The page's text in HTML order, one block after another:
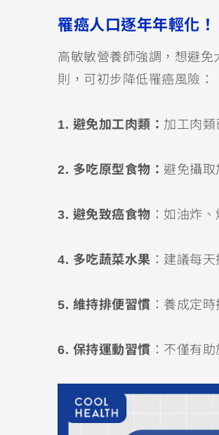
罹癌人口逐年年輕化
高敏敏營養師強調，想避
則，可初步降低罹癌風險：
1. 避免加工肉類： 加工肉類
2. 多吃原型食物： 避免攝取
3. 避免致癌食物 ：如油炸
4. 多吃蔬菜水果 ：建議每
5. 維持排便習慣 ：養成定
6. 保持運動習慣 ：不僅有